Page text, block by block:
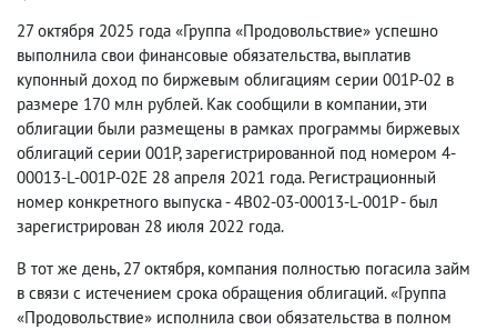
27 октября 2025 года «Группа «Продовольствие» успешно
выполнила свои финансовые обязательства, выплатив
купонный доход по биржевым облигациям серии 001Р-02 в
размере 170 млн рублей. Как сообщили в компании, эти
облигации были размещены в рамках программы биржевых
облигаций серии 001Р, зарегистрированной под номером 4-
00013-L-001P-02E 28 апреля 2021 года. Регистрационный
номер конкретного выпуска - 4B02-03-00013-L-001P - был
зарегистрирован 28 июля 2022 года.
В тот же день, 27 октября, компания полностью погасила займ
в связи с истечением срока обращения облигаций. «Группа
«Продовольствие» исполнила свои обязательства в полном